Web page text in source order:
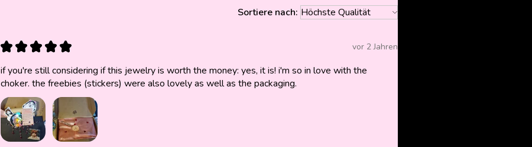
Sortiere nach:
★ ★ ★ ★ ★ vor 2 Jahren
if you're still considering if this jewelry is worth the money: yes, it is! i'm so in love with the
choker. the freebies (stickers) were also lovely as well as the packaging.